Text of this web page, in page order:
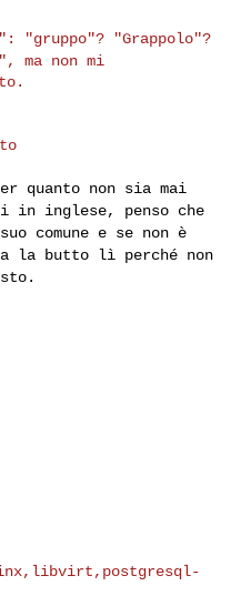
"Grappolo"?
ma non mi
quanto non sia mai
in inglese, penso che
comune e se non è
la butto lì perché non